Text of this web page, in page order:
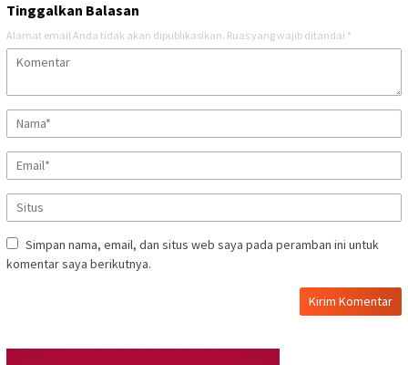
Tinggalkan Balasan
Alamat email Anda tidak akan dipublikasikan. Ruas yang wajib ditandai *
Simpan nama, email, dan situs web saya pada peramban ini untuk
komentar saya berikutnya.